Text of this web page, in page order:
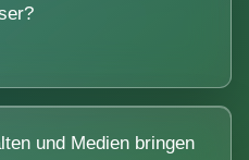
und Medien bringen